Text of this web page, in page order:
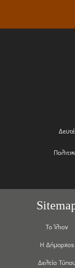
Το Ίλιον
Η Δήμαρχος
Δελτία